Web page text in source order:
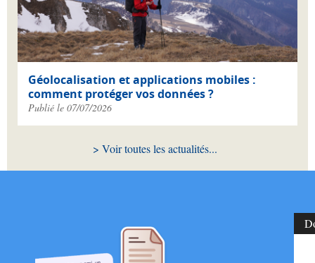
Géolocalisation et applications mobiles :
comment protéger vos données ?
Publié le 07/07/2026
Voir toutes les actualités